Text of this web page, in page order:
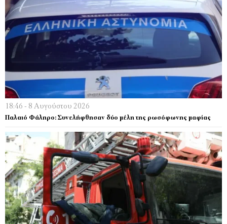
18:46 - 8 Αυγούστου 2026
Παλαιό Φάληρο: Συνελήφθησαν δύο μέλη της ρωσόφωνης μαφίας